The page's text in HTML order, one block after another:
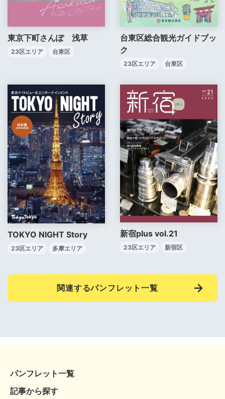
東京下町さんぽ 浅草
23区エリア 台東区
台東区総合観光ガイドブッ
ク
23区エリア 台東区
TOKYO NIGHT Story
23区エリア 多摩エリア
新宿plus vol.21
23区エリア 新宿区
関連するパンフレット一覧
パンフレット一覧
記事から探す